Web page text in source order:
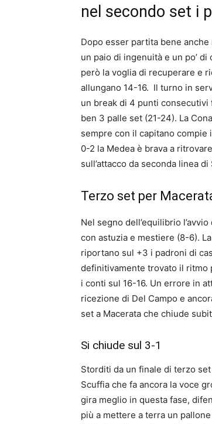
nel secondo set i
Dopo esser partita bene
un paio di ingenuità e un po’
però la voglia di recuperare e
allungano 14-16. Il turno in
un break di 4 punti consecutivi
ben 3 palle set (21-24). La
sempre con il capitano compie
0-2 la Medea è brava a
sull’attacco da seconda linea
Terzo set per
Nel segno dell’equilibrio
con astuzia e mestiere (8-6).
riportano sul +3 i padroni di
definitivamente trovato il ritmo
i conti sul 16-16. Un errore in
ricezione di Del Campo e
set a Macerata che chiude
Si chiude sul 3-1
Storditi da un finale di terzo
Scuffia che fa ancora la voce
gira meglio in questa fase,
più a mettere a terra un